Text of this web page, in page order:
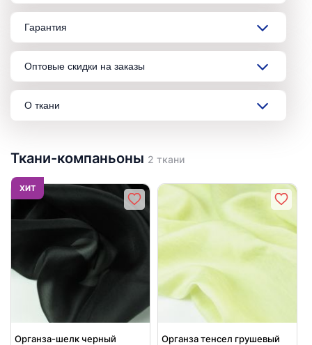
Гарантия
Оптовые скидки на заказы
О ткани
Ткани-компаньоны 2 ткани
ХИТ
Органза-шелк черный Органза тенсел грушевый